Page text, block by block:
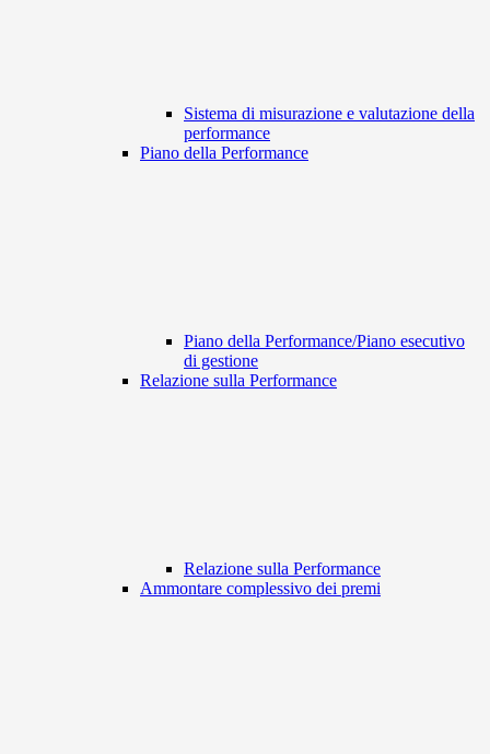
Sistema di misurazione e valutazione della
performance
Piano della Performance
Piano della Performance/Piano esecutivo
di gestione
Relazione sulla Performance
Relazione sulla Performance
Ammontare complessivo dei premi